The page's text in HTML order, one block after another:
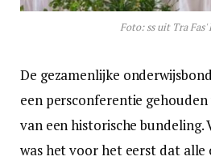
Foto: ss uit Tra Fas'
De gezamenlijke
een persconferentie
van een historische bundeling.
was het voor het eerst dat alle